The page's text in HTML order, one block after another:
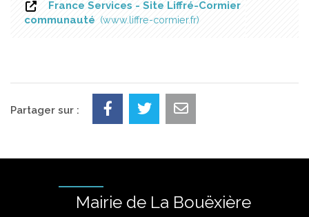
France Services - Site Liffré-Cormier
communauté
www.liffre-cormier.fr
Partager sur :
Mairie de La Bouëxière